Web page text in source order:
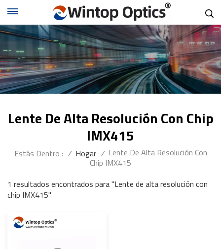
Lente De Alta Resolución Con Chip
IMX415
Estás Dentro : / Hogar / Lente De Alta Resolución Con
Chip IMX415
1 resultados encontrados para "Lente de alta resolución con
chip IMX415"